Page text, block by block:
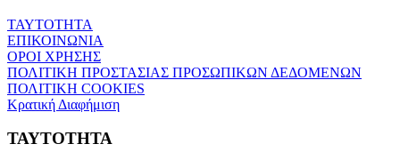
ΤΑΥΤΟΤΗΤΑ
ΕΠΙΚΟΙΝΩΝΙΑ
ΟΡΟΙ ΧΡΗΣΗΣ
ΠΟΛΙΤΙΚΗ ΠΡΟΣΤΑΣΙΑΣ ΠΡΟΣΩΠΙΚΩΝ ΔΕΔΟΜΕΝΩΝ
ΠΟΛΙΤΙΚΗ COOKIES
Κρατική Διαφήμιση
ΤΑΥΤΟΤΗΤΑ